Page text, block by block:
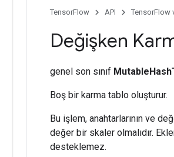
TensorFlow API TensorFlow
Değişken
genel son sınıf
Boş bir karma tablo oluşturur.
Bu işlem, anahtarlarının ve
değer bir skaler olmalıdır.
desteklemez.